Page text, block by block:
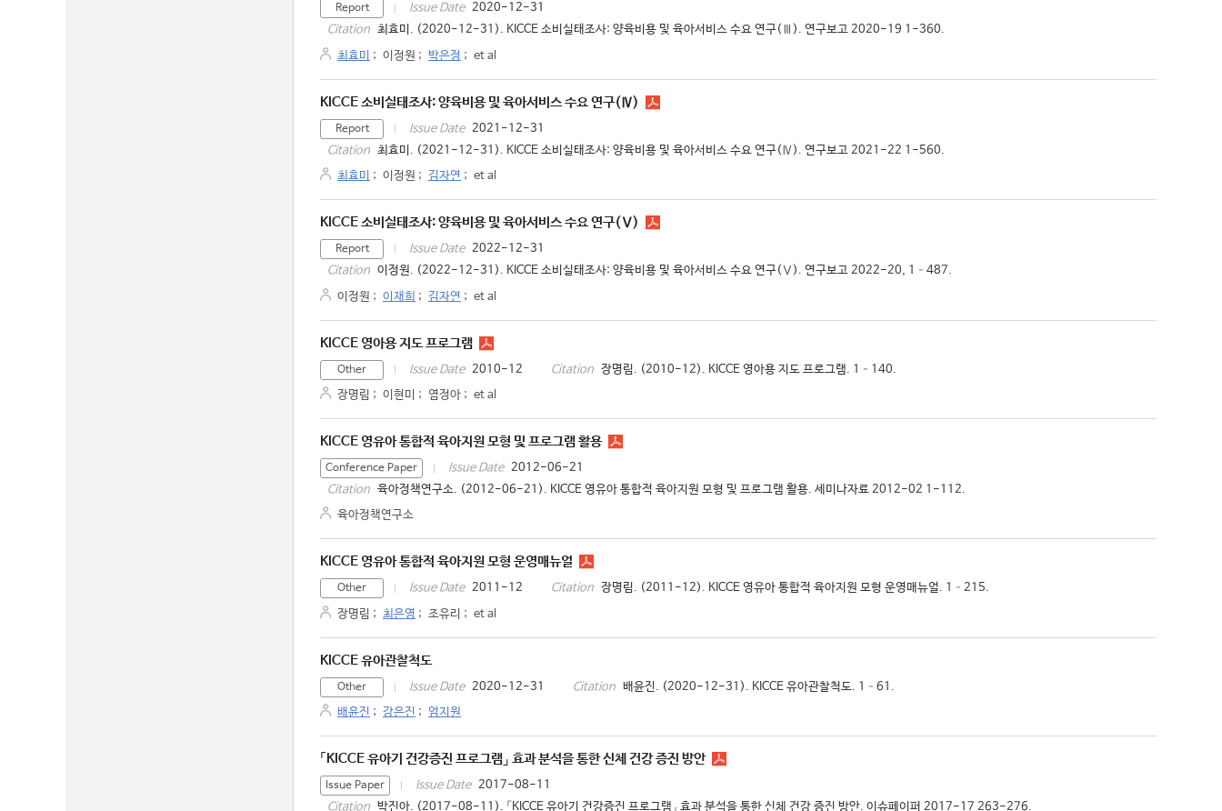
Report Issue Date 2020-12-31
Citation 최효미. (2020-12-31). KICCE 소비실태조사: 양육비용 및 육아서비스 수요 연구(Ⅲ). 연구보고 2020-19 1-360.
최효미 ; 이정원 ; 박은정 ; et al
KICCE 소비실태조사: 양육비용 및 육아서비스 수요 연구(Ⅳ)
Report Issue Date 2021-12-31
Citation 최효미. (2021-12-31). KICCE 소비실태조사: 양육비용 및 육아서비스 수요 연구(Ⅳ). 연구보고 2021-22 1-560.
최효미 ; 이정원 ; 김자연 ; et al
KICCE 소비실태조사: 양육비용 및 육아서비스 수요 연구(Ⅴ)
Report Issue Date 2022-12-31
Citation 이정원. (2022-12-31). KICCE 소비실태조사: 양육비용 및 육아서비스 수요 연구(Ⅴ). 연구보고 2022-20, 1–487.
이정원 ; 이재희 ; 김자연 ; et al
KICCE 영아용 지도 프로그램
Other Issue Date 2010-12 Citation 장명림. (2010-12). KICCE 영아용 지도 프로그램. 1–140.
장명림 ; 이현미 ; 염정아 ; et al
KICCE 영유아 통합적 육아지원 모형 및 프로그램 활용
Conference Paper Issue Date 2012-06-21
Citation 육아정책연구소. (2012-06-21). KICCE 영유아 통합적 육아지원 모형 및 프로그램 활용. 세미나자료 2012-02 1-112.
육아정책연구소
KICCE 영유아 통합적 육아지원 모형 운영매뉴얼
Other Issue Date 2011-12 Citation 장명림. (2011-12). KICCE 영유아 통합적 육아지원 모형 운영매뉴얼. 1–215.
장명림 ; 최은영 ; 조유리 ; et al
KICCE 유아관찰척도
Other Issue Date 2020-12-31 Citation 배윤진. (2020-12-31). KICCE 유아관찰척도. 1–61.
배윤진 ; 강은진 ; 엄지원
「KICCE 유아기 건강증진 프로그램」 효과 분석을 통한 신체 건강 증진 방안
Issue Paper Issue Date 2017-08-11
Citation 박진아. (2017-08-11). 「KICCE 유아기 건강증진 프로그램」 효과 분석을 통한 신체 건강 증진 방안. 이슈페이퍼 2017-17 263-276.